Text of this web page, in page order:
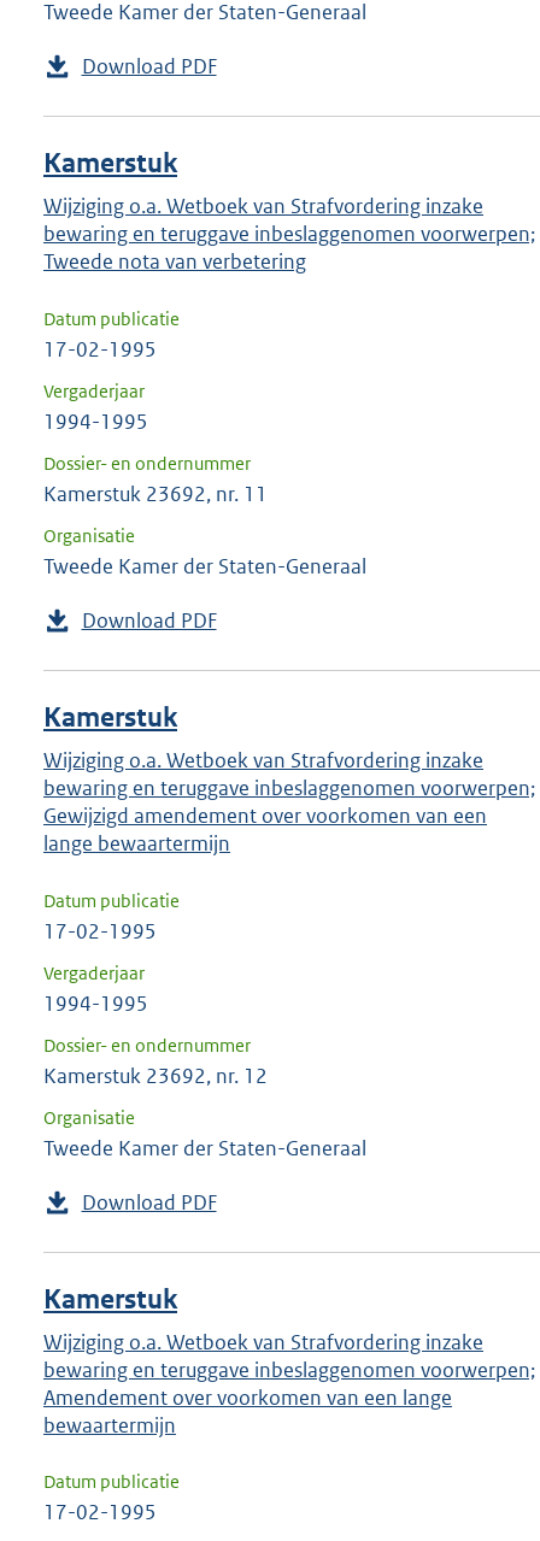
Tweede Kamer der Staten-Generaal
Download PDF
Kamerstuk
Wijziging o.a. Wetboek van Strafvordering inzake
bewaring en teruggave inbeslaggenomen voorwerpen;
Tweede nota van verbetering
Datum publicatie
17-02-1995
Vergaderjaar
1994-1995
Dossier- en ondernummer
Kamerstuk 23692, nr. 11
Organisatie
Tweede Kamer der Staten-Generaal
Download PDF
Kamerstuk
Wijziging o.a. Wetboek van Strafvordering inzake
bewaring en teruggave inbeslaggenomen voorwerpen;
Gewijzigd amendement over voorkomen van een
lange bewaartermijn
Datum publicatie
17-02-1995
Vergaderjaar
1994-1995
Dossier- en ondernummer
Kamerstuk 23692, nr. 12
Organisatie
Tweede Kamer der Staten-Generaal
Download PDF
Kamerstuk
Wijziging o.a. Wetboek van Strafvordering inzake
bewaring en teruggave inbeslaggenomen voorwerpen;
Amendement over voorkomen van een lange
bewaartermijn
Datum publicatie
17-02-1995